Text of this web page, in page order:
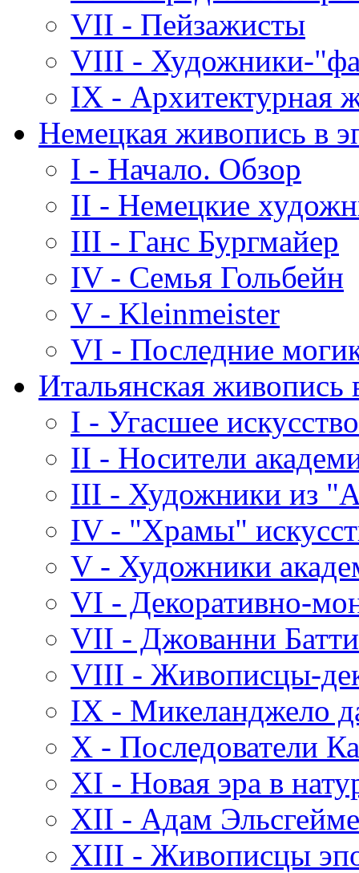
VII - Пейзажисты
VIII - Художники-
IX - Архитектурная
Немецкая живопись в
I - Начало. Обзор
II - Немецкие
III - Ганс Бургмайер
IV - Семья Гольбейн
V - Kleinmeister
VI - Последние
Итальянская
I - Угасшее искусство
II - Носители
III - Художники из
IV - "Храмы"
V - Художники
VI - Декоративно-
VII - Джованни
VIII - Живописцы-
IX - Микеланджело
X - Последователи
XI - Новая эра в
XII - Адам
XIII - Живописцы